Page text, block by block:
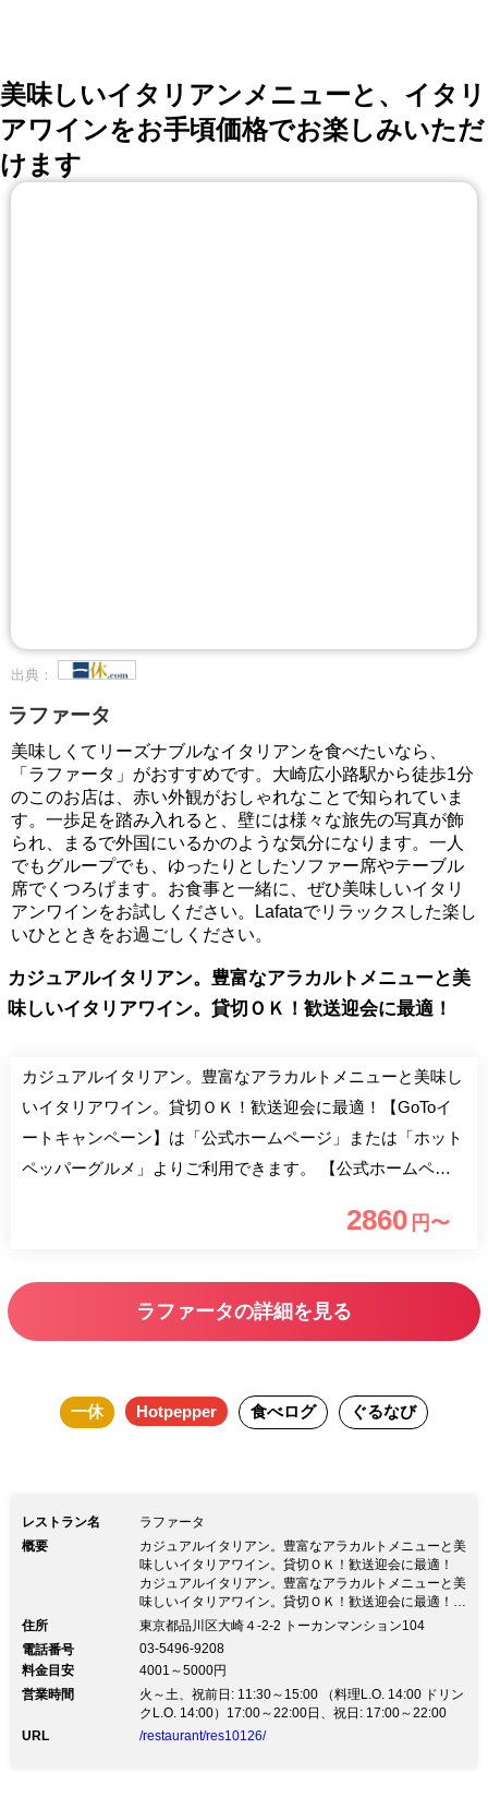
美味しいイタリアンメニューと、イタリ
アワインをお手頃価格でお楽しみいただ
けます
出典：
ラファータ
美味しくてリーズナブルなイタリアンを食べたいなら、
「ラファータ」がおすすめです。大崎広小路駅から徒歩1分
のこのお店は、赤い外観がおしゃれなことで知られていま
す。一歩足を踏み入れると、壁には様々な旅先の写真が飾
られ、まるで外国にいるかのような気分になります。一人
でもグループでも、ゆったりとしたソファー席やテーブル
席でくつろげます。お食事と一緒に、ぜひ美味しいイタリ
アンワインをお試しください。Lafataでリラックスした楽し
いひとときをお過ごしください。
カジュアルイタリアン。豊富なアラカルトメニューと美
味しいイタリアワイン。貸切ＯＫ！歓送迎会に最適！
カジュアルイタリアン。豊富なアラカルトメニューと美味し
いイタリアワイン。貸切ＯＫ！歓送迎会に最適！【GoToイ
ートキャンペーン】は「公式ホームページ」または「ホット
ペッパーグルメ」よりご利用できます。 【公式ホームペー
ーグルメ内で「ラファータ」で検索
2860 円〜
ラファータの詳細を見る
一休 Hotpepper 食べログ ぐるなび
レストラン名
ラファータ
概要
カジュアルイタリアン。豊富なアラカルトメニューと美
味しいイタリアワイン。貸切ＯＫ！歓送迎会に最適！
カジュアルイタリアン。豊富なアラカルトメニューと美
味しいイタリアワイン。貸切ＯＫ！歓送迎会に最適！
【GoToイートキャンペーン】は「公式ホームページ」
【公式ホームページ】 「 http://lafata.strikingly.com」又
は「ラファータ」で検索 【ホットペッパーグルメ】
「https://www.hotpepper.jp/strJ000732372/ 又はホット
ペッパーグルメ内で「ラファータ」で検索
住所
東京都品川区大崎４-2-2 トーカンマンション104
電話番号
03-5496-9208
料金目安
4001～5000円
営業時間
火～土、祝前日: 11:30～15:00 （料理L.O. 14:00 ドリン
クL.O. 14:00）17:00～22:00日、祝日: 17:00～22:00
URL
/restaurant/res10126/